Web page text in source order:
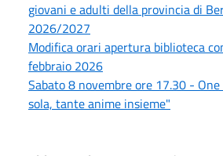
giovani e adulti della provincia di
2026/2027
Modifica orari apertura biblioteca
febbraio 2026
Sabato 8 novembre ore 17.30 - One
sola, tante anime insieme"